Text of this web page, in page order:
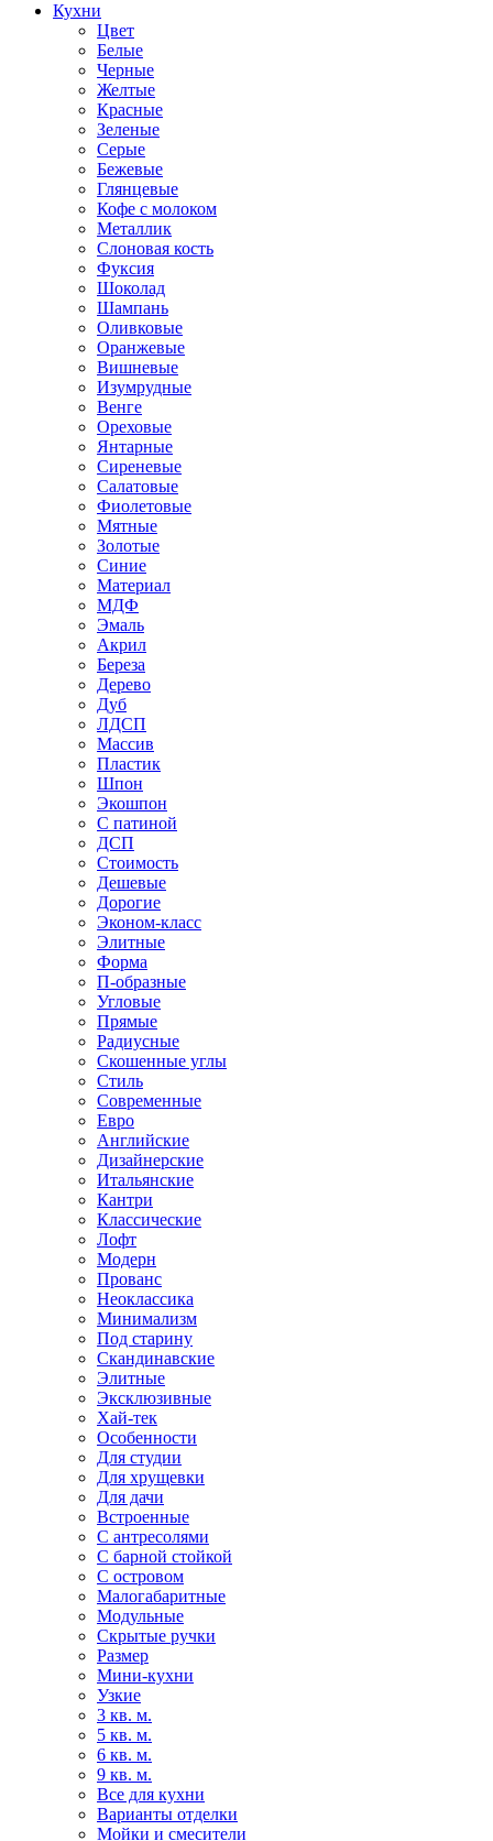
Кухни
Цвет
Белые
Черные
Желтые
Красные
Зеленые
Серые
Бежевые
Глянцевые
Кофе с молоком
Металлик
Слоновая кость
Фуксия
Шоколад
Шампань
Оливковые
Оранжевые
Вишневые
Изумрудные
Венге
Ореховые
Янтарные
Сиреневые
Салатовые
Фиолетовые
Мятные
Золотые
Синие
Материал
МДФ
Эмаль
Акрил
Береза
Дерево
Дуб
ЛДСП
Массив
Пластик
Шпон
Экошпон
С патиной
ДСП
Стоимость
Дешевые
Дорогие
Эконом-класс
Элитные
Форма
П-образные
Угловые
Прямые
Радиусные
Скошенные углы
Стиль
Современные
Евро
Английские
Дизайнерские
Итальянские
Кантри
Классические
Лофт
Модерн
Прованс
Неоклассика
Минимализм
Под старину
Скандинавские
Элитные
Эксклюзивные
Хай-тек
Особенности
Для студии
Для хрущевки
Для дачи
Встроенные
С антресолями
С барной стойкой
С островом
Малогабаритные
Модульные
Скрытые ручки
Размер
Мини-кухни
Узкие
3 кв. м.
5 кв. м.
6 кв. м.
9 кв. м.
Все для кухни
Варианты отделки
Мойки и смесители